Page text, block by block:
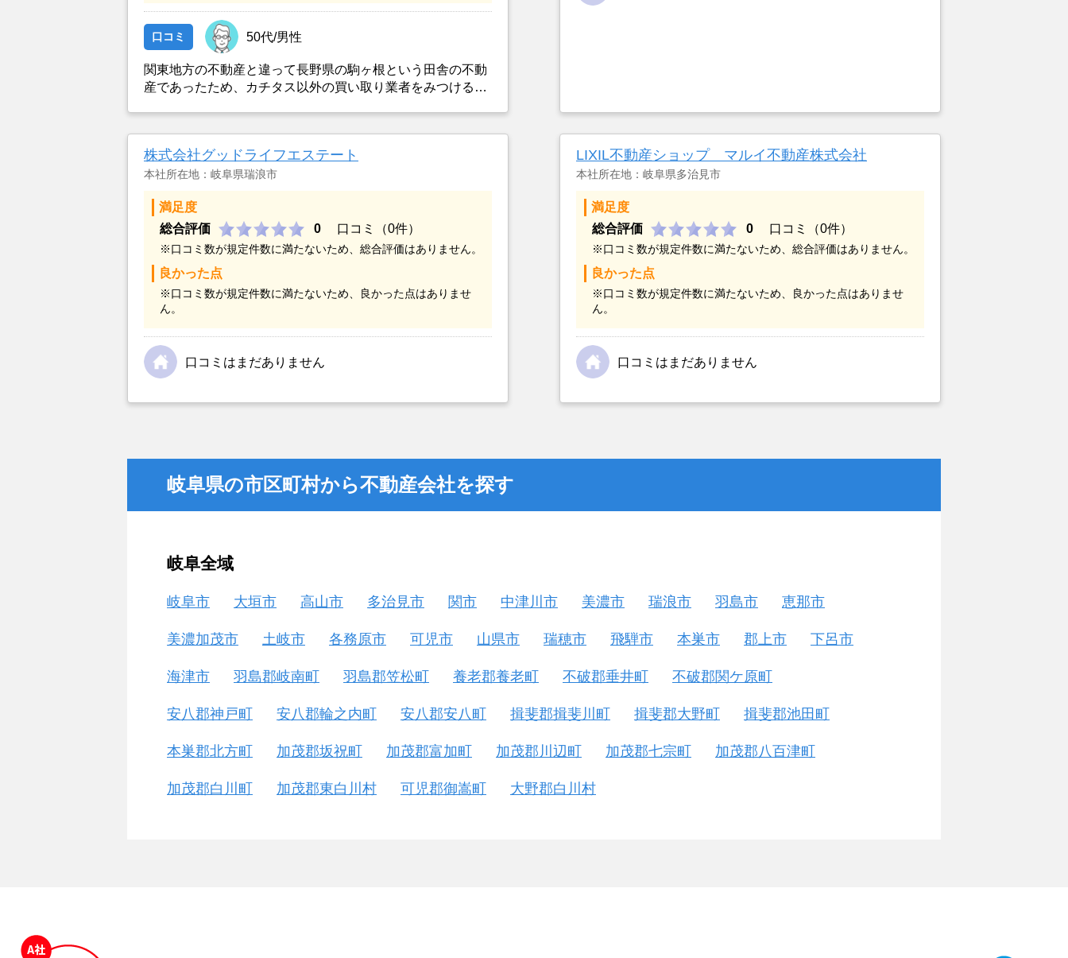
口コミ 50代/男性
関東地方の不動産と違って長野県の駒ヶ根という田舎の不動
産であったため、カチタス以外の買い取り業者をみつけるこ
株式会社グッドライフエステート
本社所在地：岐阜県瑞浪市
満足度
総合評価
0 口コミ（0件）
※口コミ数が規定件数に満たないため、総合評価はありません。
良かった点
※口コミ数が規定件数に満たないため、良かった点はありませ
ん。
口コミはまだありません
LIXIL不動産ショップ マルイ不動産株式会社
本社所在地：岐阜県多治見市
満足度
総合評価
0 口コミ（0件）
※口コミ数が規定件数に満たないため、総合評価はありません。
良かった点
※口コミ数が規定件数に満たないため、良かった点はありませ
ん。
口コミはまだありません
岐阜県の市区町村から不動産会社を探す
岐阜全域
岐阜市 大垣市 高山市 多治見市 関市 中津川市 美濃市 瑞浪市 羽島市 恵那市
美濃加茂市 土岐市 各務原市 可児市 山県市 瑞穂市 飛騨市 本巣市 郡上市 下呂市
海津市 羽島郡岐南町 羽島郡笠松町 養老郡養老町 不破郡垂井町 不破郡関ケ原町
安八郡神戸町 安八郡輪之内町 安八郡安八町 揖斐郡揖斐川町 揖斐郡大野町 揖斐郡池田町
本巣郡北方町 加茂郡坂祝町 加茂郡富加町 加茂郡川辺町 加茂郡七宗町 加茂郡八百津町
加茂郡白川町 加茂郡東白川村 可児郡御嵩町 大野郡白川村